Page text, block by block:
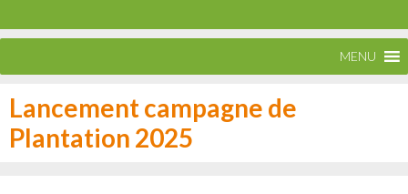
MENU
Lancement campagne de
Plantation 2025